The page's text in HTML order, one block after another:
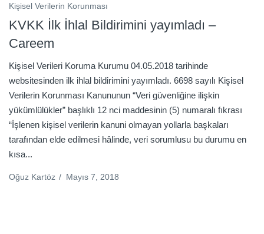
Kişisel Verilerin Korunması
KVKK İlk İhlal Bildirimini yayımladı –
Careem
Kişisel Verileri Koruma Kurumu 04.05.2018 tarihinde
websitesinden ilk ihlal bildirimini yayımladı. 6698 sayılı Kişisel
Verilerin Korunması Kanununun “Veri güvenliğine ilişkin
yükümlülükler” başlıklı 12 nci maddesinin (5) numaralı fıkrası
“İşlenen kişisel verilerin kanuni olmayan yollarla başkaları
tarafından elde edilmesi hâlinde, veri sorumlusu bu durumu en
kısa...
Oğuz Kartöz / Mayıs 7, 2018